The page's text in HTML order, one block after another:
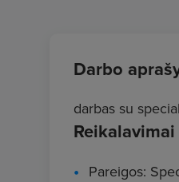
Darbo
darbas su
Reikalavimai
Pareigos: